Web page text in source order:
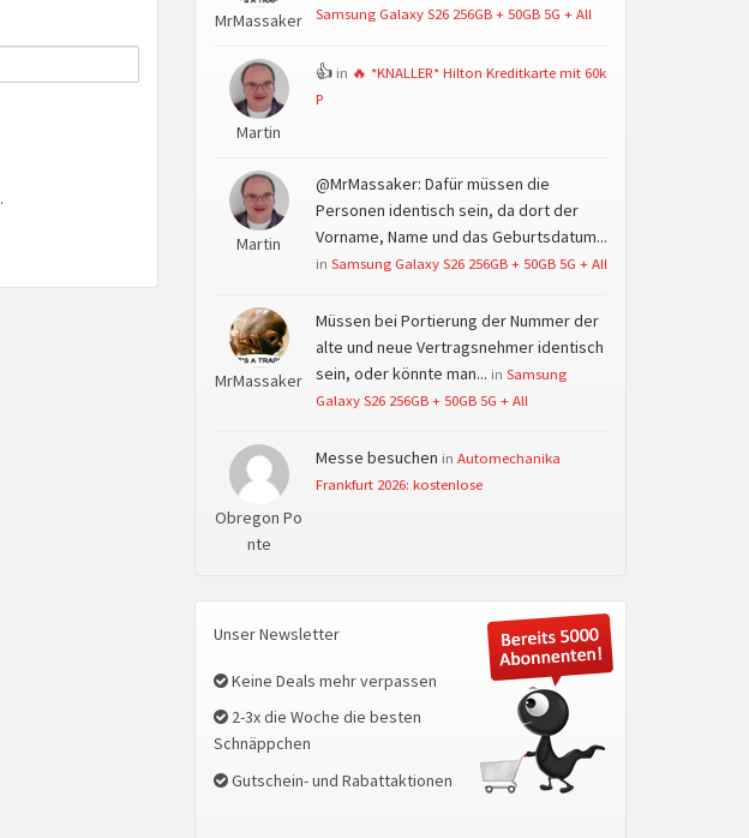
.
MrMassaker
Samsung Galaxy S26 256GB + 50GB 5G + All
Martin
👍 in 🔥 *KNALLER* Hilton Kreditkarte mit 60k
P
Martin
@MrMassaker: Dafür müssen die
Personen identisch sein, da dort der
Vorname, Name und das Geburtsdatum...
in Samsung Galaxy S26 256GB + 50GB 5G + All
MrMassaker
Müssen bei Portierung der Nummer der
alte und neue Vertragsnehmer identisch
sein, oder könnte man... in Samsung
Galaxy S26 256GB + 50GB 5G + All
Obregon Po
nte
Messe besuchen in Automechanika
Frankfurt 2026: kostenlose
Unser Newsletter
Keine Deals mehr verpassen
2-3x die Woche die besten
Schnäppchen
Gutschein- und Rabattaktionen